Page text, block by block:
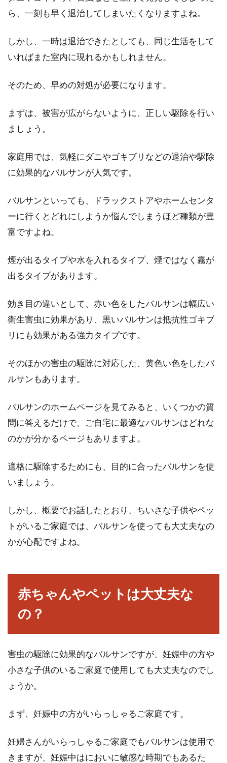
金」です...
窓に隙間テープを貼るメリットは？
円ショップなど、さまざまなところで隙間テー
窓からの冷気を遮る！おすすめの断
暖房を付けてもなかなか暖まらないと感じてい
築年数が古い賃貸物件をおしゃれ
に！DIYでアレンジする方法
賃貸物件探しをする際、築年数を気にする方も
多いのではないでしょうか。新しい物件の方が
ってDIYしよう
DIYがブームである今、DIYに適したさまざまな
て...
署名捺印の正しい位置はあるの？失
敗した時の訂正方法
賃貸経営で様々なトラブルに対処していくため
根抵当権を分かりやすく解説！極度
額の増額・減額方法
ら、一刻も早く退治してしまいたくなりますよね。
しかし、一時は退治できたとしても、同じ生活をして
いればまた室内に現れるかもしれません。
そのため、早めの対処が必要になります。
まずは、被害が広がらないように、正しい駆除を行い
ましょう。
家庭用では、気軽にダニやゴキブリなどの退治や駆除
に効果的なバルサンが人気です。
バルサンといっても、ドラックストアやホームセンタ
ーに行くとどれにしようか悩んでしまうほど種類が豊
富ですよね。
煙が出るタイプや水を入れるタイプ、煙ではなく霧が
出るタイプがあります。
効き目の違いとして、赤い色をしたバルサンは幅広い
衛生害虫に効果があり、黒いバルサンは抵抗性ゴキブ
リにも効果がある強力タイプです。
そのほかの害虫の駆除に対応した、黄色い色をしたバ
ルサンもあります。
バルサンのホームページを見てみると、いくつかの質
問に答えるだけで、ご自宅に最適なバルサンはどれな
のかが分かるページもありますよ。
適格に駆除するためにも、目的に合ったバルサンを使
いましょう。
しかし、概要でお話したとおり、ちいさな子供やペッ
トがいるご家庭では、バルサンを使っても大丈夫なの
かが心配ですよね。
赤ちゃんやペットは大丈夫な
の？
害虫の駆除に効果的なバルサンですが、妊娠中の方や
小さな子供のいるご家庭で使用しても大丈夫なのでし
ょうか。
まず、妊娠中の方がいらっしゃるご家庭です。
妊婦さんがいらっしゃるご家庭でもバルサンは使用で
きますが、妊娠中はにおいに敏感な時期でもあるた